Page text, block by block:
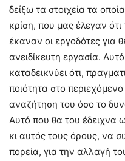
δείξω τα στοιχεία τα
κρίση, που μας έλεγαν
έκαναν οι εργοδότες για
ανειδίκευτη εργασία.
καταδεικνύει ότι,
ποιότητα στο
αναζήτηση του όσο το
Αυτό που θα του έδειχνα
κι αυτός τους όρους, να
πορεία, για την αλλαγή